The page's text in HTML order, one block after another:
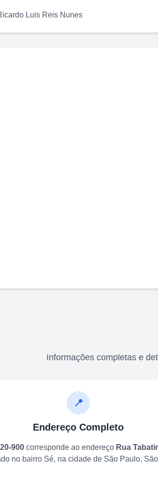
Luis Reis Nunes
Informações completas e
📍
Endereço Completo
900 corresponde ao endereço Rua
no bairro Sé, na cidade de São Paulo,